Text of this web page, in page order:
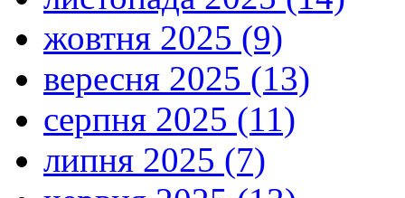
жовтня 2025 (9)
вересня 2025 (13)
серпня 2025 (11)
липня 2025 (7)